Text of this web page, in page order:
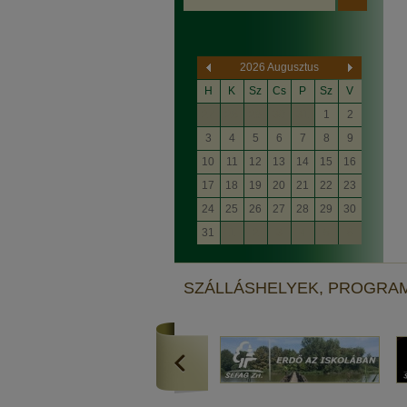
2026 Augusztus
H
K Sz Cs P Sz
V
1
2
3
4 5 6 7 8
9
10
11 12 13 14 15
16
17
18 19 20 21 22
23
24
25 26 27 28 29
30
31
SZÁLLÁSHELYEK,